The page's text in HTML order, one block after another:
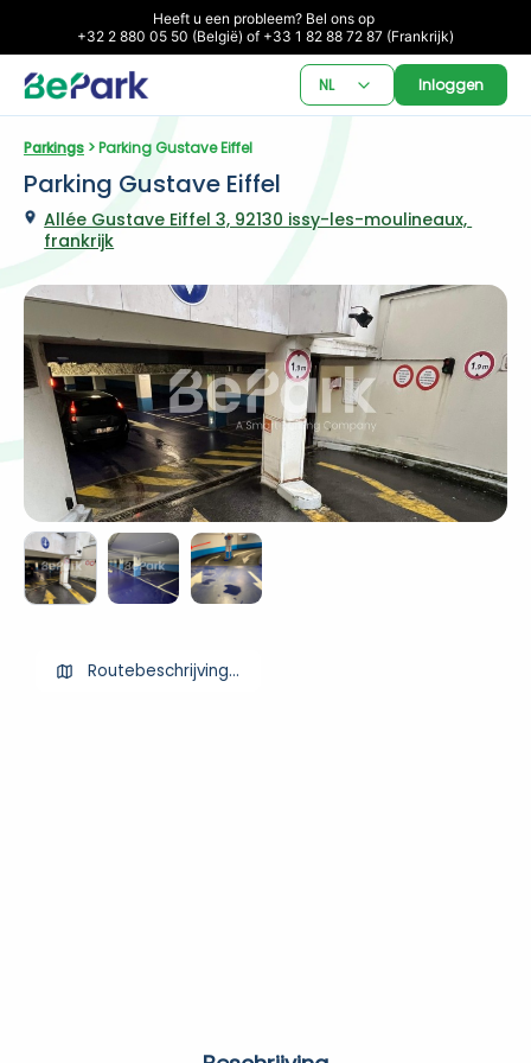
Heeft u een probleem? Bel ons op
+32 2 880 05 50 (België) of +33 1 82 88 72 87 (Frankrijk)
NL Inloggen
Parkings > Parking Gustave Eiffel
Parking Gustave Eiffel
Allée Gustave Eiffel 3, 92130 issy-les-moulineaux,
frankrijk
Routebeschrijving ophalen